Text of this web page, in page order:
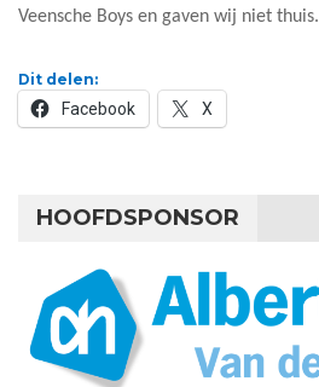
Veensche Boys en gaven wij niet thuis.
Dit delen:
Facebook X
HOOFDSPONSOR